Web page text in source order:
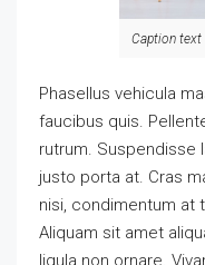
Caption text
Phasellus vehicula
faucibus quis.
rutrum. Suspendisse
justo porta at. Cras
nisi, condimentum at
Aliquam sit amet
ligula non ornare.